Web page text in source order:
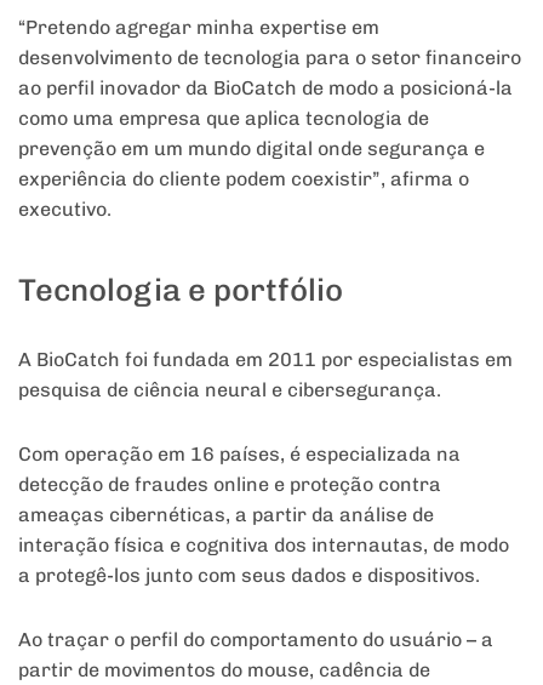
“Pretendo agregar minha expertise em
desenvolvimento de tecnologia para o setor financeiro
ao perfil inovador da BioCatch de modo a posicioná-la
como uma empresa que aplica tecnologia de
prevenção em um mundo digital onde segurança e
experiência do cliente podem coexistir”, afirma o
executivo.
Tecnologia e portfólio
A BioCatch foi fundada em 2011 por especialistas em
pesquisa de ciência neural e cibersegurança.
Com operação em 16 países, é especializada na
detecção de fraudes online e proteção contra
ameaças cibernéticas, a partir da análise de
interação física e cognitiva dos internautas, de modo
a protegê-los junto com seus dados e dispositivos.
Ao traçar o perfil do comportamento do usuário – a
partir de movimentos do mouse, cadência de